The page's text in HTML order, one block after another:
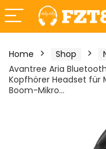
Home Shop
Avantree Aria
Kopfhörer Headset für
Boom-Mikro…